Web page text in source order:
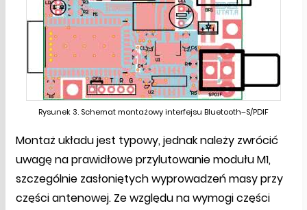
Rysunek 3. Schemat montażowy interfejsu Bluetooth–S/PDIF
Montaż układu jest typowy, jednak należy zwrócić
uwagę na prawidłowe przylutowanie modułu M1,
szczególnie zasłoniętych wyprowadzeń masy przy
części antenowej. Ze względu na wymogi części